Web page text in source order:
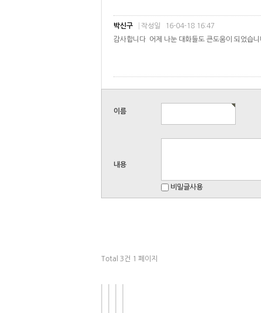
박신구 작성일
16-04-18 16:47
감사합니다 어제 나눈 대화들도 큰도움이 되었습
이름
내용
비밀글사용
Total 3건 1 페이지